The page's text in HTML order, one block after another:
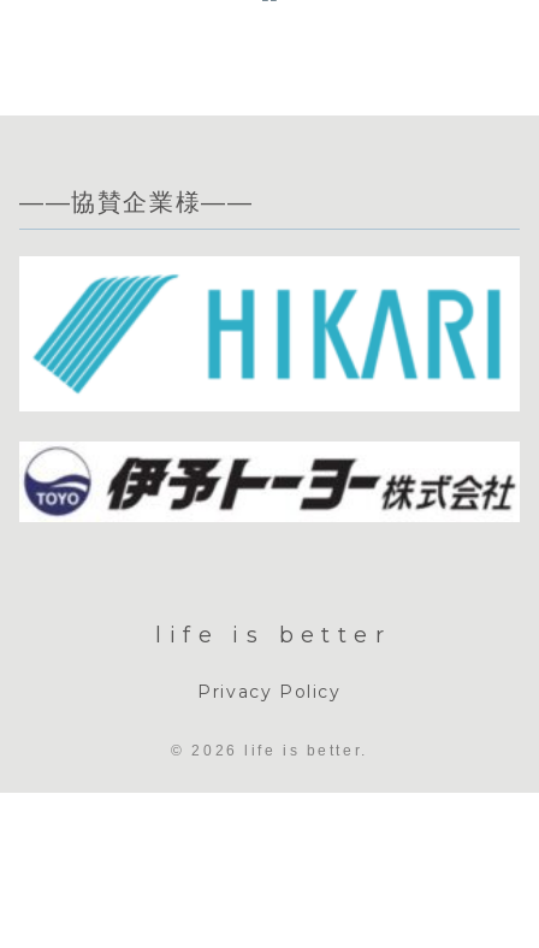
——協賛企業様——
life is better
Privacy Policy
© 2026 life is better.